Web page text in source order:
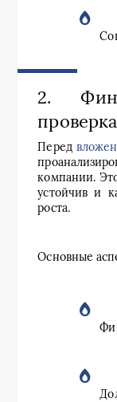
2.
проверка
Перед
компании.
устойчив и
роста.
Основные